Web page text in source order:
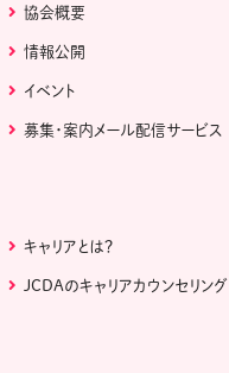
協会概要
情報公開
イベント
募集・案内メール配信サービス
キャリアとは？
JCDAのキャリアカウンセリング